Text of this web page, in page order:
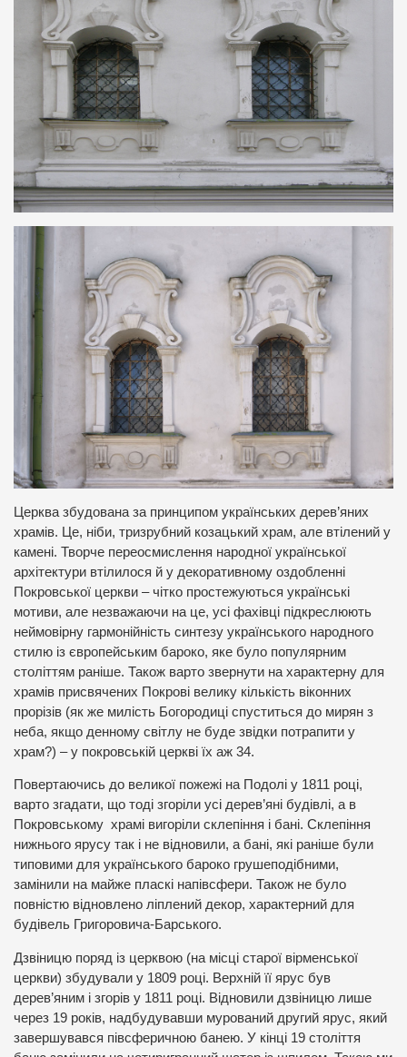
Церква збудована за принципом українських дерев’яних
храмів. Це, ніби, тризрубний козацький храм, але втілений у
камені. Творче переосмислення народної української
архітектури втілилося й у декоративному оздобленні
Покровської церкви – чітко простежуються українські
мотиви, але незважаючи на це, усі фахівці підкреслюють
неймовірну гармонійність синтезу українського народного
стилю із європейським бароко, яке було популярним
століттям раніше. Також варто звернути на характерну для
храмів присвячених Покрові велику кількість віконних
прорізів (як же милість Богородиці спуститься до мирян з
неба, якщо денному світлу не буде звідки потрапити у
храм?) – у покровській церкві їх аж 34.
Повертаючись до великої пожежі на Подолі у 1811 році,
варто згадати, що тоді згоріли усі дерев’яні будівлі, а в
Покровському храмі вигоріли склепіння і бані. Склепіння
нижнього ярусу так і не відновили, а бані, які раніше були
типовими для українського бароко грушеподібними,
замінили на майже пласкі напівсфери. Також не було
повністю відновлено ліплений декор, характерний для
будівель Григоровича-Барського.
Дзвіницю поряд із церквою (на місці старої вірменської
церкви) збудували у 1809 році. Верхній її ярус був
дерев’яним і згорів у 1811 році. Відновили дзвіницю лише
через 19 років, надбудувавши мурований другий ярус, який
завершувався півсферичною банею. У кінці 19 століття